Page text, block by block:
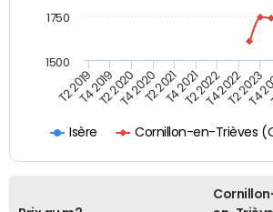
Isère Cornillon-en-Trièves
T2 2019T4 2019T2 2020T4 2020T2 2021T4 2021T2 2022T4 2022T2 2023
T4
1500
1750